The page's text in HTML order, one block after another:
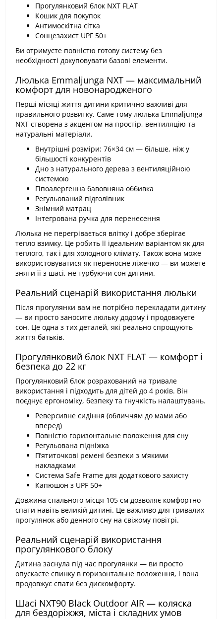
Прогулянковий блок NXT FLAT
Кошик для покупок
Антимоскітна сітка
Сонцезахист UPF 50+
Ви отримуєте повністю готову систему без
необхідності докуповувати базові елементи.
Люлька Emmaljunga NXT — максимальний
комфорт для новонародженого
Перші місяці життя дитини критично важливі для
правильного розвитку. Саме тому люлька Emmaljunga
NXT створена з акцентом на простір, вентиляцію та
натуральні матеріали.
Внутрішні розміри: 76×34 см — більше, ніж у
більшості конкурентів
Дно з натурального дерева з вентиляційною
системою
Гіпоалергенна бавовняна оббивка
Регульований підголівник
Знімний матрац
Інтегрована ручка для перенесення
Люлька не перегрівається влітку і добре зберігає
тепло взимку. Це робить її ідеальним варіантом як для
теплого, так і для холодного клімату. Також вона може
використовуватися як переносне ліжечко — ви можете
зняти її з шасі, не турбуючи сон дитини.
Реальний сценарій використання люльки
Після прогулянки вам не потрібно перекладати дитину
— ви просто заносите люльку додому і продовжуєте
сон. Це одна з тих деталей, які реально спрощують
життя батьків.
Прогулянковий блок NXT FLAT — комфорт і
безпека до 22 кг
Прогулянковий блок розрахований на тривале
використання і підходить для дітей до 4 років. Він
поєднує ергономіку, безпеку та гнучкість налаштувань.
Реверсивне сидіння (обличчям до мами або
вперед)
Повністю горизонтальне положення для сну
Регульована підніжка
П’ятиточкові ремені безпеки з м’якими
накладками
Система Safe Frame для додаткового захисту
Капюшон з UPF 50+
Довжина спального місця 105 см дозволяє комфортно
спати навіть великій дитині. Це важливо для тривалих
прогулянок або денного сну на свіжому повітрі.
Реальний сценарій використання
прогулянкового блоку
Дитина заснула під час прогулянки — ви просто
опускаєте спинку в горизонтальне положення, і вона
продовжує спати без дискомфорту.
Шасі NXT90 Black Outdoor AIR — коляска
для бездоріжжя, міста і складних умов